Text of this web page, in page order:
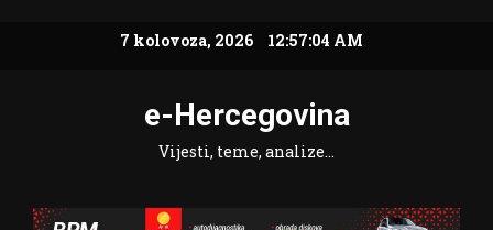
7 kolovoza, 2026 12:57:05 AM
e-Hercegovina
Vijesti, teme, analize…